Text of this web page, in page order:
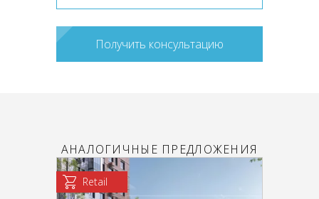
Получить консультацию
АНАЛОГИЧНЫЕ ПРЕДЛОЖЕНИЯ
Retail